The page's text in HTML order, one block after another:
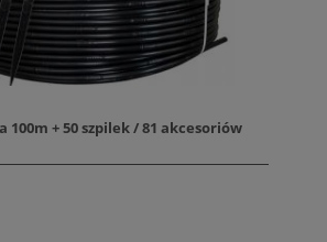
+ 50 szpilek / 81 akcesoriów